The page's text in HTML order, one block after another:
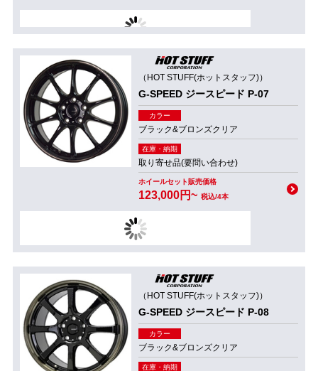
（HOT STUFF(ホットスタッフ)）
G-SPEED ジースピード P-07
カラー
ブラック&ブロンズクリア
在庫・納期
取り寄せ品(要問い合わせ)
ホイールセット販売価格
123,000円~ 税込/4本
（HOT STUFF(ホットスタッフ)）
G-SPEED ジースピード P-08
カラー
ブラック&ブロンズクリア
在庫・納期